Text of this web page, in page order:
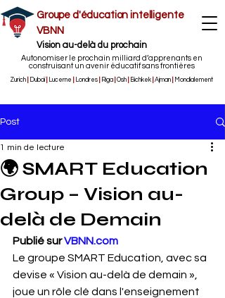
Groupe d'éducation intelligente
VBNN
Vision au-delà du prochain
Autonomiser le prochain milliard d’apprenants en
construisant un avenir éducatif sans frontières
Zurich Dubaï Lucerne Londres Riga Osh Bichkek Ajman Mondialement
Post
🌍 SMART Education
Group – Vision au-
delà de Demain
1 min de lecture
Publié sur VBNN.com
Le groupe SMART Education, avec sa
devise « Vision au-delà de demain »,
joue un rôle clé dans l'enseignement